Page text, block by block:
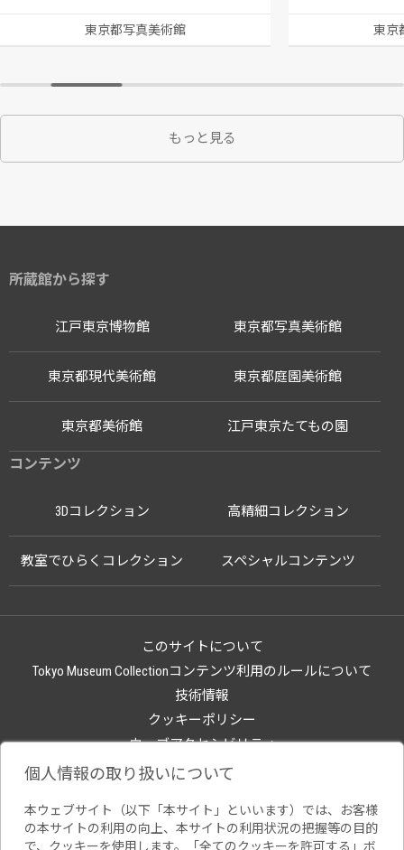
東京都写真美術館 東京
もっと見る
所蔵館から探す
江戸東京博物館
江戸東京たてもの園
東京都写真美術館
東京都現代美術館 東京都庭園美術館
東京都美術館
コンテンツ
3Dコレクション 高精細コレクション
教室でひらくコレクション スペシャルコンテンツ
このサイトについて
Tokyo Museum Collectionコンテンツ利用のルールについて
技術情報
クッキーポリシー
ウェブアクセシビリティ
関連サイト
個人情報の取り扱いについて
本ウェブサイト（以下「本サイト」といいます）では、お客様
の本サイトの利用の向上、本サイトの利用状況の把握等の目的
で、クッキーを使用します。「全てのクッキーを許可する」ボ